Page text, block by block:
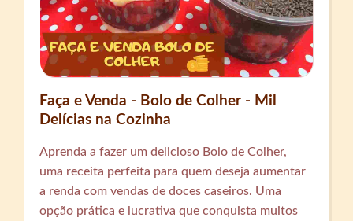
Faça e Venda - Bolo de Colher - Mil
Delícias na Cozinha
Aprenda a fazer um delicioso Bolo de Colher,
uma receita perfeita para quem deseja aumentar
a renda com vendas de doces caseiros. Uma
opção prática e lucrativa que conquista muitos